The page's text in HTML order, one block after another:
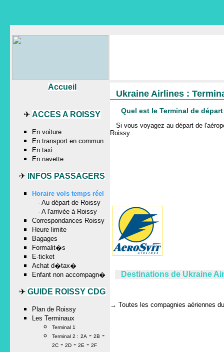
Ukraine Airlines :
Quel est le Terminal de
Si vous voyagez au départ de
Roissy.
Destinations de Ukraine
→ Toutes les compagnies aériennes
Accueil
✈ ACCES A ROISSY
En voiture
En transport en commun
En taxi
En navette
✈ INFOS PASSAGERS
Horaire vols temps réel
- Au départ de Roissy
- A l'arrivée à Roissy
Correspondances Roissy
Heure limite
Bagages
Formalit�s
E-ticket
Achat d�tax�
Enfant non accompagn�
✈ GUIDE ROISSY CDG
Plan de Roissy
Les Terminaux
Terminal 1
Terminal 2 : 2A - 2B -
2C - 2D - 2E - 2F